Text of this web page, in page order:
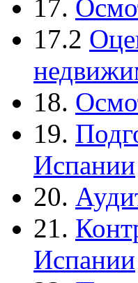
17.
17.2
18.
19.
Испании
20.
21.
Испании